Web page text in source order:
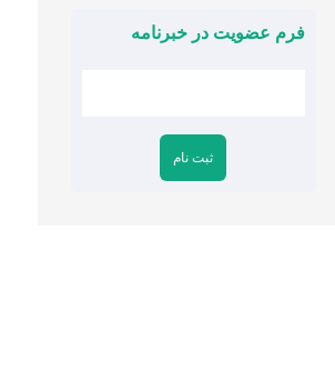
فرم عضویت در خبرنامه